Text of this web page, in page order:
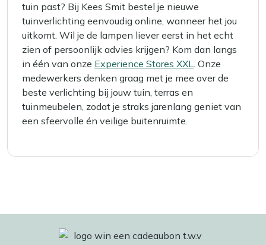
tuin past? Bij Kees Smit bestel je nieuwe
tuinverlichting eenvoudig online, wanneer het jou
uitkomt. Wil je de lampen liever eerst in het echt
zien of persoonlijk advies krijgen? Kom dan langs
in één van onze Experience Stores XXL. Onze
medewerkers denken graag met je mee over de
beste verlichting bij jouw tuin, terras en
tuinmeubelen, zodat je straks jarenlang geniet van
een sfeervolle én veilige buitenruimte.